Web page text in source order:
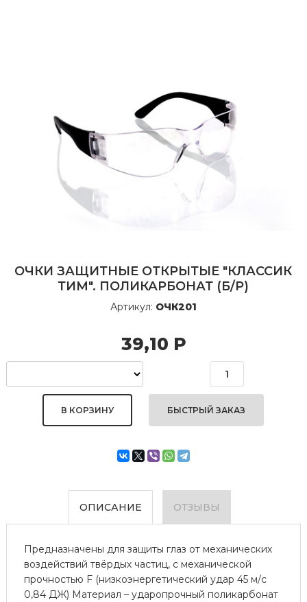
ОЧКИ ЗАЩИТНЫЕ ОТКРЫТЫЕ "КЛАССИК
ТИМ". ПОЛИКАРБОНАТ (Б/Р)
Артикул: ОЧК201
39,10 Р
БЫСТРЫЙ ЗАКАЗ
ОПИСАНИЕ ОТЗЫВЫ
Предназначены для защиты глаз от механических
воздействий твёрдых частиц, с механической
прочностью F (низкоэнергетический удар 45 м/с
0,84 ДЖ) Материал – ударопрочный поликарбонат